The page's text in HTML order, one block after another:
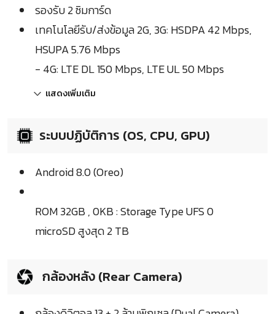
รองรับ 2 ซิมการ์ด
เทคโนโลยีรับ/ส่งข้อมูล 2G, 3G: HSDPA 42 Mbps,
HSUPA 5.76 Mbps
- 4G: LTE DL 150 Mbps, LTE UL 50 Mbps
แสดงเพิ่มเติม
ระบบปฏิบัติการ (OS, CPU, GPU)
Android 8.0 (Oreo)
ROM 32GB , 0KB : Storage Type UFS 0
microSD สูงสุด 2 TB
กล้องหลัง (Rear Camera)